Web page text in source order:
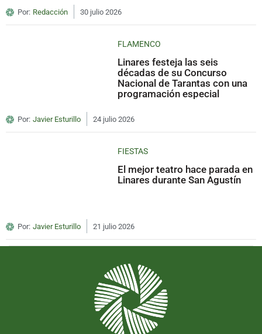
Por: Redacción 30 julio 2026
FLAMENCO
Linares festeja las seis
décadas de su Concurso
Nacional de Tarantas con una
programación especial
Por: Javier Esturillo 24 julio 2026
FIESTAS
El mejor teatro hace parada en
Linares durante San Agustín
Por: Javier Esturillo 21 julio 2026